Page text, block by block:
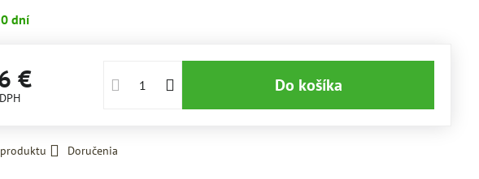
dní
€ Do košíka
Doručenia